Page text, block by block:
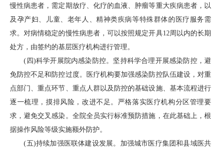
慢性病患者，需定期放疗、化疗的血液、肿瘤等重大疾病患者，以
及孕产妇、儿童、老年人、精神类疾病等特殊群体的医疗服务需
求。对病情稳定的慢性病患者，可以按照规定开具12周以内的长期
处方，由签约的基层医疗机构进行管理。
(四)科学开展院内感染防控。坚持科学合理开展感染防控，避
免防控不足和防控过度。医疗机构要加强感染防控队伍建设，对重
点部门、重点环节、重点人群以及防控的基础设施、基本流程进行
逐一梳理，摸排风险，改进不足。严格落实医疗机构分区管理要
求，避免交叉感染。全院全员实行标准预防措施，在此基础上，根
据操作风险等级实施额外防护。
(五)持续加强医联体建设发展。加强城市医疗集团和县域医共